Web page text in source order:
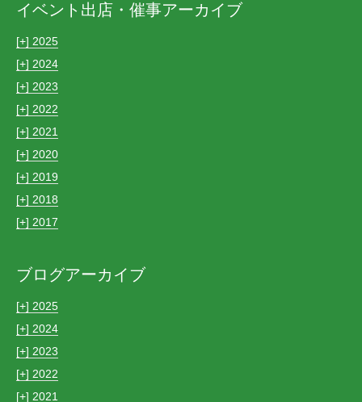
イベント出店・催事アーカイブ
[+] 2025
[+] 2024
[+] 2023
[+] 2022
[+] 2021
[+] 2020
[+] 2019
[+] 2018
[+] 2017
ブログアーカイブ
[+] 2025
[+] 2024
[+] 2023
[+] 2022
[+] 2021